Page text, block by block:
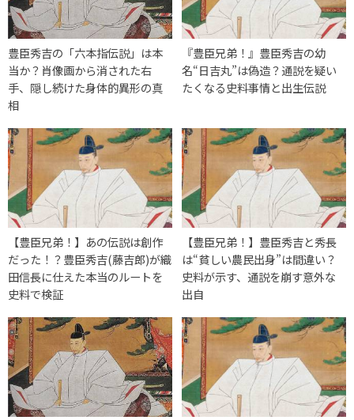
豊臣秀吉の「六本指伝説」は本
当か？肖像画から消された右
手、隠し続けた身体的異形の真
相
『豊臣兄弟！』豊臣秀吉の幼
名“日吉丸”は偽造？通説を疑い
たくなる史料事情と出生伝説
【豊臣兄弟！】あの伝説は創作
だった！？豊臣秀吉(藤吉郎)が織
田信長に仕えた本当のルートを
史料で検証
【豊臣兄弟！】豊臣秀吉と秀長
は“貧しい農民出身”は間違い？
史料が示す、通説を崩す意外な
出自